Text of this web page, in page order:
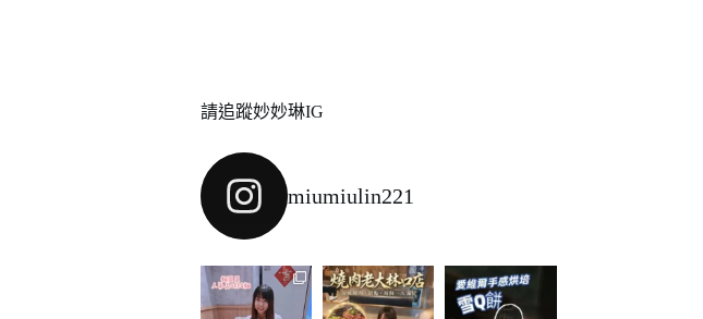
請追蹤妙妙琳IG
miumiulin221